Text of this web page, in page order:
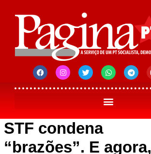
STF condena
“brazões”. E agora,